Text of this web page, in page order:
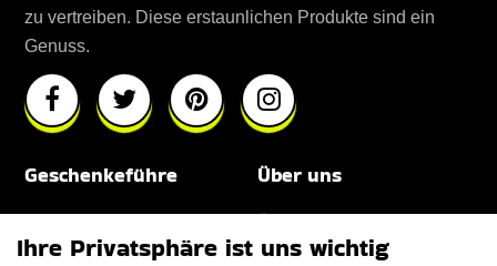
zu vertreiben. Diese erstaunlichen Produkte sind ein
Genuss.
Geschenkeführe Über uns
Ihre Privatsphäre ist uns wichtig